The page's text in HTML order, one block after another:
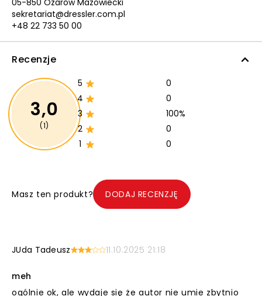
05-850 Ożarów Mazowiecki
sekretariat@dressler.com.pl
+48 22 733 50 00
Recenzje
3,0
(1)
5
0
4
0
3
100%
2
0
1
0
Masz ten produkt? DODAJ RECENZJĘ
JUda Tadeusz 11.10.2025 21:18
meh
ogólnie ok, ale wydaje się że autor nie umie zbytnio